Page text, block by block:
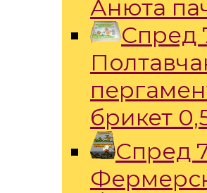
Анюта
Спред
брикет
Спред